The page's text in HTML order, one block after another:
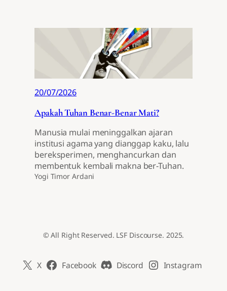
20/07/2026
Apakah Tuhan Benar-Benar Mati?
Manusia mulai meninggalkan ajaran
institusi agama yang dianggap kaku, lalu
bereksperimen, menghancurkan dan
membentuk kembali makna ber-Tuhan.
Yogi Timor Ardani
© All Right Reserved. LSF Discourse. 2025.
X Facebook Discord Instagram